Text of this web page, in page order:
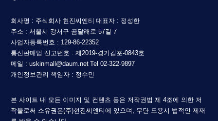
회사명 : 주식회사 현진씨엔티 대표자 : 정성한
주소 : 서울시 강서구 곰달래로 57길 7
사업자등록번호 : 129-86-22352
통신판매업 신고번호 : 제2019-경기김포-0843호
메일 : uskinmall@daum.net Tel 02-322-9897
개인정보관리 책임자 : 정수민
본 사이트 내 모든 이미지 및 컨텐츠 등은 저작권법 제 4조에 의한 저
작물로써 소유권은(주)현진씨엔티에 있으며, 무단 도용시 법적인 제재